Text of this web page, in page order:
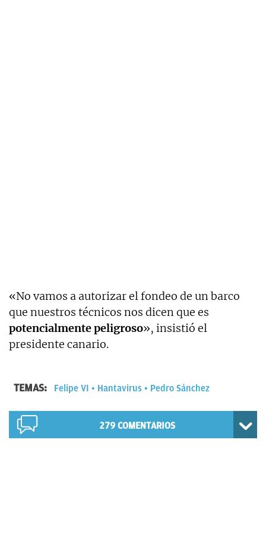
«No vamos a autorizar el fondeo de un barco
que nuestros técnicos nos dicen que es
potencialmente peligroso», insistió el
presidente canario.
TEMAS: Felipe VI Hantavirus Pedro Sánchez
279 COMENTARIOS